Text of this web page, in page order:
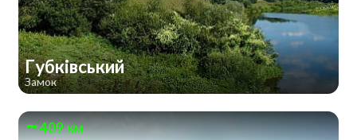
Губківський
Замок
409 км